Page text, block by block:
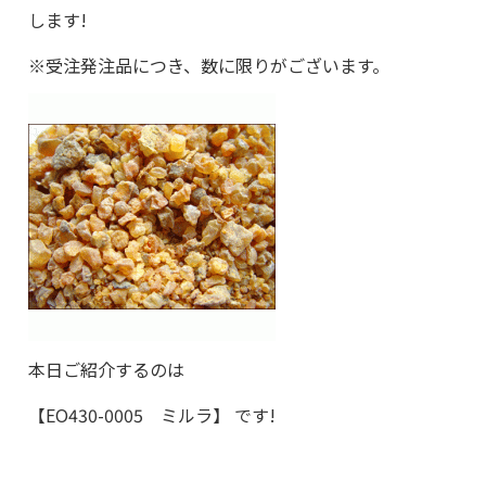
します!
※受注発注品につき、数に限りがございます。
本日ご紹介するのは
【EO430-0005 ミルラ】 です!